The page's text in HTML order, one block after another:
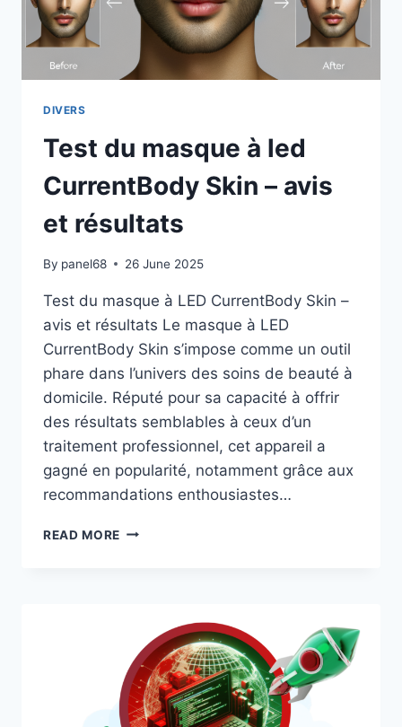
NOIRCIS
DIVERS
Test du masque à led
CurrentBody Skin – avis
et résultats
By panel68 26 June 2025
Test du masque à LED CurrentBody Skin –
avis et résultats Le masque à LED
CurrentBody Skin s’impose comme un outil
phare dans l’univers des soins de beauté à
domicile. Réputé pour sa capacité à offrir
des résultats semblables à ceux d’un
traitement professionnel, cet appareil a
gagné en popularité, notamment grâce aux
recommandations enthousiastes…
READ MORE TEST
CURRENTBODY
SKIN
AVIS
ET
RÉSULTATS